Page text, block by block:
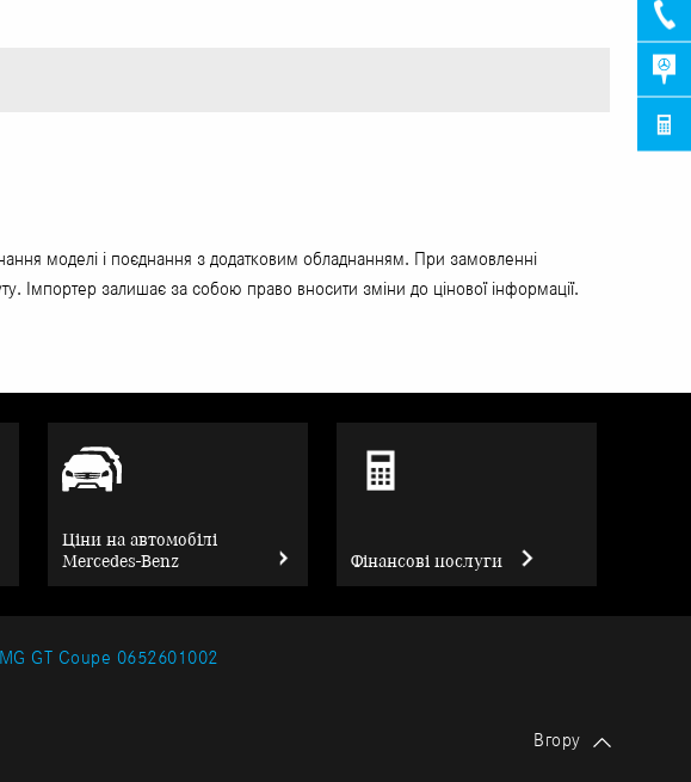
моделі і поєднання з додатковим обладнанням. При замовленні
Імпортер залишає за собою право вносити зміни до цінової інформації.
Ціни на автомобілі
Mercedes-Benz
Фінансові послуги
GT Coupe 0652601002
Вгору